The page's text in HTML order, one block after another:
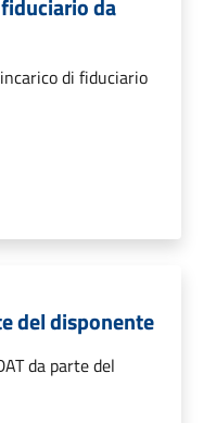
di fiduciario
del disponente
da parte del